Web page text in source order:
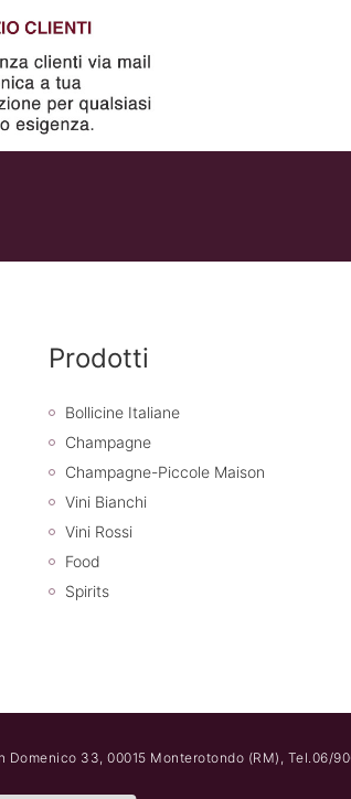
Prodotti
Bollicine Italiane
Champagne
Champagne-Piccole Maison
Vini Bianchi
Vini Rossi
Food
Spirits
33, 00015 Monterotondo (RM), Tel.06/